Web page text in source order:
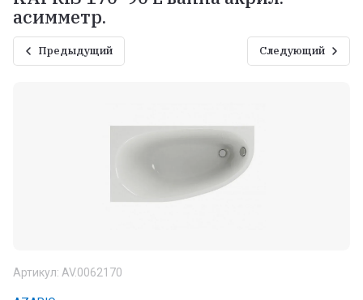
асимметр.
Предыдущий Следующий
Артикул: AV.0062170